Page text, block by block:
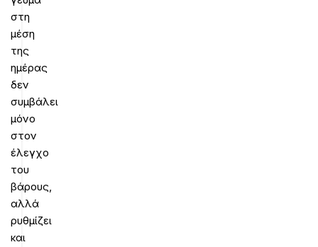
στη
μέση
της
ημέρας
δεν
συμβάλει
μόνο
στον
έλεγχο
του
βάρους,
αλλά
ρυθμίζει
και